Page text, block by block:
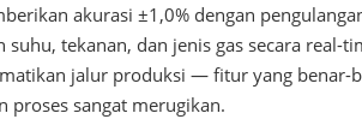
akurasi ±1,0% dengan
tekanan, dan jenis gas secara real-
jalur produksi — fitur yang benar-
proses sangat merugikan.